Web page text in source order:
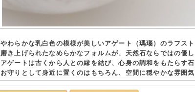
やわらかな乳白色の模様が美しいアゲート（瑪瑙）のラフスト
磨き上げられたなめらかなフォルムが、天然石ならではの優
アゲートは古くから人との縁を結び、心身の調和をもたらす
お守りとして身近に置くのはもちろん、空間に穏やかな雰囲